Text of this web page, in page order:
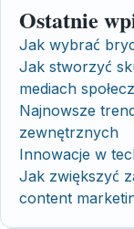
Ostatnie
Jak wybrać
Jak stworzyć
mediach
Najnowsze
zewnętrznych
Innowacje w
Jak zwiększyć
content